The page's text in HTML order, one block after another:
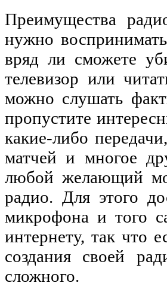
Преимущества
нужно
вряд ли сможете
телевизор или
можно слушать
пропустите
какие-либо
матчей и многое
любой желающий
радио. Для этого
микрофона и того
интернету, так что
создания своей
сложного.